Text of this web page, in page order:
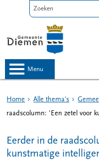
menu
Home Alle thema's
raadscolumn: 'Een zetel voor
Eerder in de
kunstmatige